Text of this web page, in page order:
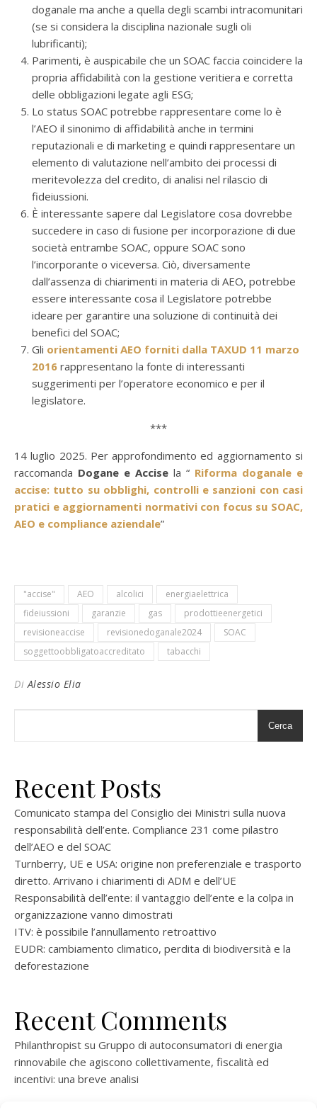
doganale ma anche a quella degli scambi intracomunitari
(se si considera la disciplina nazionale sugli oli
lubrificanti);
Parimenti, è auspicabile che un SOAC faccia coincidere la
propria affidabilità con la gestione veritiera e corretta
delle obbligazioni legate agli ESG;
Lo status SOAC potrebbe rappresentare come lo è
l’AEO il sinonimo di affidabilità anche in termini
reputazionali e di marketing e quindi rappresentare un
elemento di valutazione nell’ambito dei processi di
meritevolezza del credito, di analisi nel rilascio di
fideiussioni.
È interessante sapere dal Legislatore cosa dovrebbe
succedere in caso di fusione per incorporazione di due
società entrambe SOAC, oppure SOAC sono
l’incorporante o viceversa. Ciò, diversamente
dall’assenza di chiarimenti in materia di AEO, potrebbe
essere interessante cosa il Legislatore potrebbe
ideare per garantire una soluzione di continuità dei
benefici del SOAC;
Gli orientamenti AEO forniti dalla TAXUD 11 marzo
2016 rappresentano la fonte di interessanti
suggerimenti per l’operatore economico e per il
legislatore.
***
14 luglio 2025. Per approfondimento ed aggiornamento si
raccomanda Dogane e Accise la “ Riforma doganale e
accise: tutto su obblighi, controlli e sanzioni con casi
pratici e aggiornamenti normativi con focus su SOAC,
AEO e compliance aziendale”
"accise" AEO alcolici
energiaelettrica
fideiussioni
garanzie gas
prodottieenergetici
revisioneaccise
revisionedoganale2024
SOAC
soggettoobbligatoaccreditato
tabacchi
DiAlessio Elia
Cerca
Recent Posts
Comunicato stampa del Consiglio dei Ministri sulla nuova
responsabilità dell’ente. Compliance 231 come pilastro
dell’AEO e del SOAC
Turnberry, UE e USA: origine non preferenziale e trasporto
diretto. Arrivano i chiarimenti di ADM e dell’UE
Responsabilità dell’ente: il vantaggio dell’ente e la colpa in
organizzazione vanno dimostrati
ITV: è possibile l’annullamento retroattivo
EUDR: cambiamento climatico, perdita di biodiversità e la
deforestazione
Recent Comments
Philanthropist su Gruppo di autoconsumatori di energia
rinnovabile che agiscono collettivamente, fiscalità ed
incentivi: una breve analisi